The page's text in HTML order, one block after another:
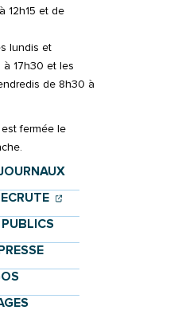
12h15 et de
lundis et
17h30 et les
de 8h30 à
fermée le
(OUVERTURE
(OUVERTURE